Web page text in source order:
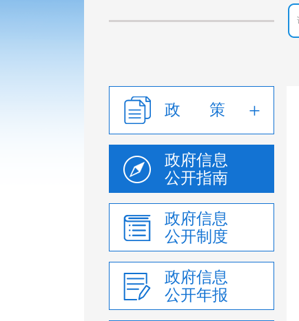
政 策
政府信息
公开指南
政府信息
公开制度
政府信息
公开年报